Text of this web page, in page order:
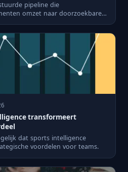
pipeline die
omzet naar doorzoekbare
transformeert
dat sports intelligence
voordelen voor teams.